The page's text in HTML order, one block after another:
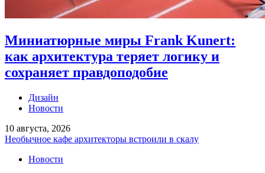
Миниатюрные миры Frank Kunert:
как архитектура теряет логику и
сохраняет правдоподобие
Дизайн
Новости
10 августа, 2026
Необычное кафе архитекторы встроили в скалу
Новости